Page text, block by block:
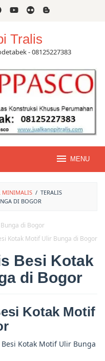
Tralis
- 08125227383
MENU
MINIMALIS / TERALIS
DI BOGOR
Kotak Motif Ulir Bunga di Bogor
Besi Kotak
di Bogor
Kotak Motif
Kotak Motif Ulir Bunga